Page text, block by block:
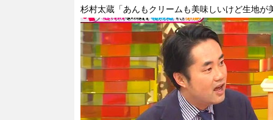
杉村太蔵「あんもクリームも美味しいけど生地が